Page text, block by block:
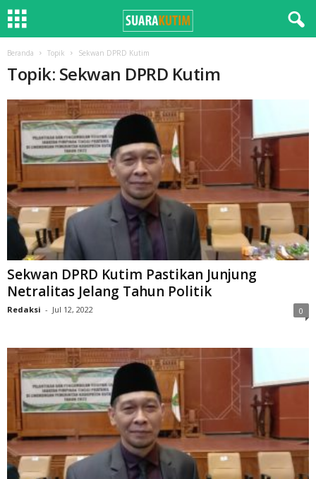
Beranda Topik Sekwan DPRD Kutim
Topik: Sekwan DPRD Kutim
Sekwan DPRD Kutim Pastikan Junjung
Netralitas Jelang Tahun Politik
Redaksi - Jul 12, 2022 0